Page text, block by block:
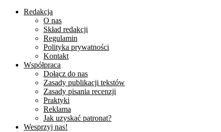
Redakcja
O nas
Skład redakcji
Regulamin
Polityka prywatności
Kontakt
Współpraca
Dołącz do nas
Zasady publikacji tekstów
Zasady pisania recenzji
Praktyki
Reklama
Jak uzyskać patronat?
Wesprzyj nas!